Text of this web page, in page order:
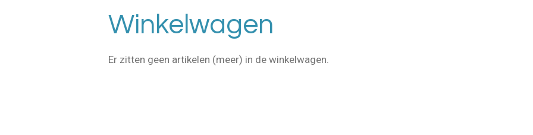
Winkelwagen
Er zitten geen artikelen (meer) in de winkelwagen.